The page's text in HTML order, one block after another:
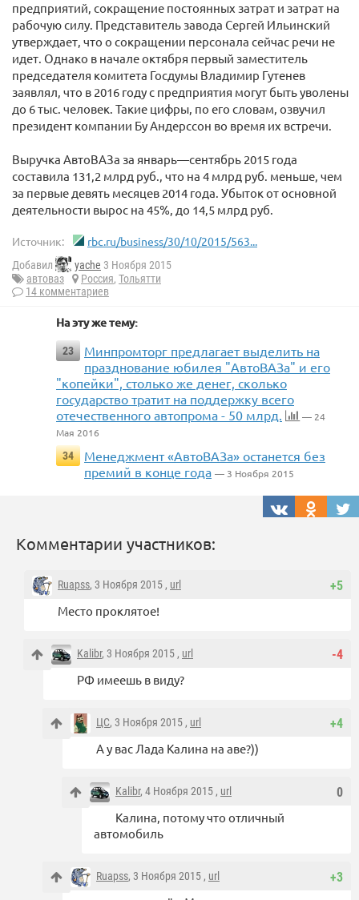
предприятий, сокращение постоянных затрат и затрат на
рабочую силу. Представитель завода Сергей Ильинский
утверждает, что о сокращении персонала сейчас речи не ​
идет. Однако в начале октября первый заместитель
председателя комитета Госдумы Владимир Гутенев
заявлял, что в 2016 году с предприятия могут быть уволены
до 6 тыс. человек. Такие цифры, по его словам, озвучил
президент компании Бу Андерссон во время их встречи.
Выручка АвтоВАЗа за январь—сентябрь 2015 года
составила 131,2 млрд руб., что на 4 млрд руб. меньше, чем
за первые девять месяцев 2014 года. Убыток от основной
деятельности вырос на 45%, до 14,5 млрд руб.
Источник: rbc.ru/business/30/10/2015/563...
Добавил yache 3 Ноября 2015
автоваз
Россия, Тольятти
14 комментариев
На эту же тему:
23
Минпромторг предлагает выделить на
празднование юбилея "АвтоВАЗа" и его
"копейки", столько же денег, сколько
государство тратит на поддержку всего
отечественного автопрома - 50 млрд.
— 24
Мая 2016
34
Менеджмент «АвтоВАЗа» останется без
премий в конце года — 3 Ноября 2015
Комментарии участников:
+5
Ruapss, 3 Ноября 2015 , url
Место проклятое!
-4
Kalibr, 3 Ноября 2015 , url
РФ имеешь в виду?
+4
ЦС, 3 Ноября 2015 , url
А у вас Лада Калина на аве?))
0
Kalibr, 4 Ноября 2015 , url
Калина, потому что отличный
автомобиль
+3
Ruapss, 3 Ноября 2015 , url